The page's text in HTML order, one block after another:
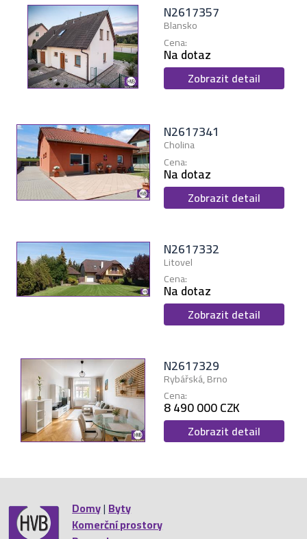
N2617357
Blansko
Cena:
Na dotaz
Zobrazit detail
N2617341
Cholina
Cena:
Na dotaz
Zobrazit detail
N2617332
Litovel
Cena:
Na dotaz
Zobrazit detail
N2617329
Rybářská, Brno
Cena:
8 490 000 CZK
Zobrazit detail
Domy|Byty
Komerční prostory